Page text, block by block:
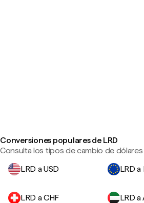
Conversiones populares de LRD
Consulta los tipos de cambio de
LRD a USD
LRD a
LRD a CHF LRD a